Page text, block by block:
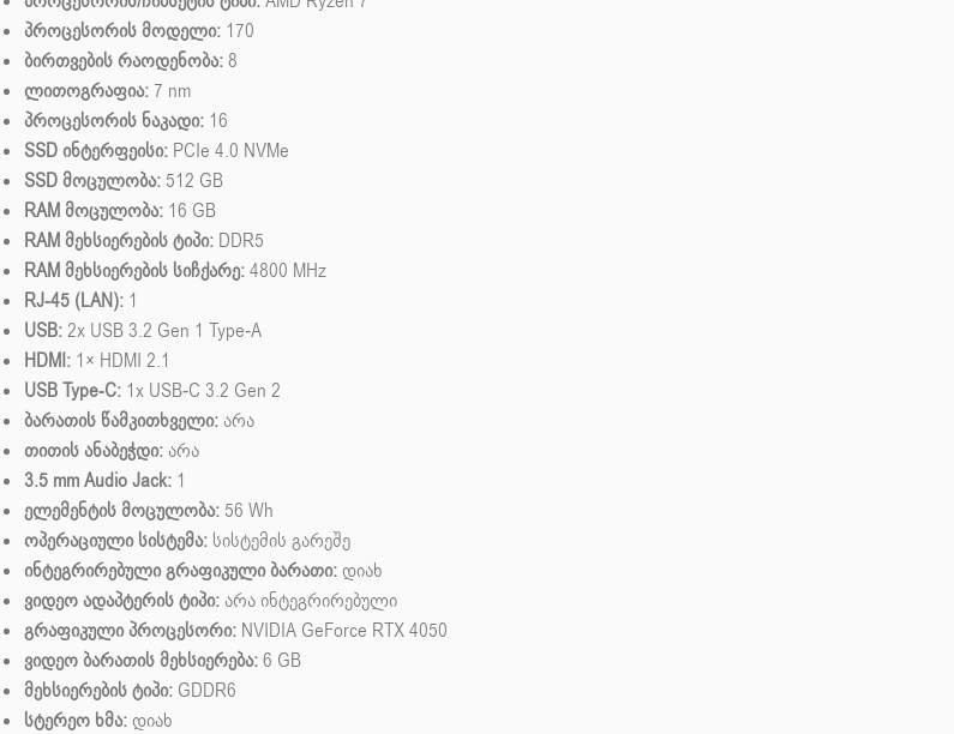
პროცესორის მოდელი: 170
ბირთვების რაოდენობა:8
ლითოგრაფია: 7 nm
პროცესორის ნაკადი: 16
SSD ინტერფეისი: PCIe 4.0 NVMe
SSD მოცულობა: 512 GB
RAM მოცულობა: 16 GB
RAM მეხსიერების ტიპი: DDR5
RAM მეხსიერების სიჩქარე:4800 MHz
RJ-45 (LAN): 1
USB:2x USB 3.2 Gen 1 Type-A
HDMI: 1× HDMI 2.1
USB Type-C: 1x USB-C 3.2 Gen 2
ბარათის წამკითხველი:არა
თითის ანაბეჭდი:არა
3.5 mm Audio Jack: 1
ელემენტის მოცულობა: 56 Wh
ოპერაციული სისტემა: სისტემის გარეშე
ინტეგრირებული გრაფიკული ბარათი: დიახ
ვიდეო ადაპტერის ტიპი:არა ინტეგრირებული
გრაფიკული პროცესორი: NVIDIA GeForce RTX 4050
ვიდეო ბარათის მეხსიერება:6 GB
მეხსიერების ტიპი: GDDR6
სტერეო ხმა: დიახ